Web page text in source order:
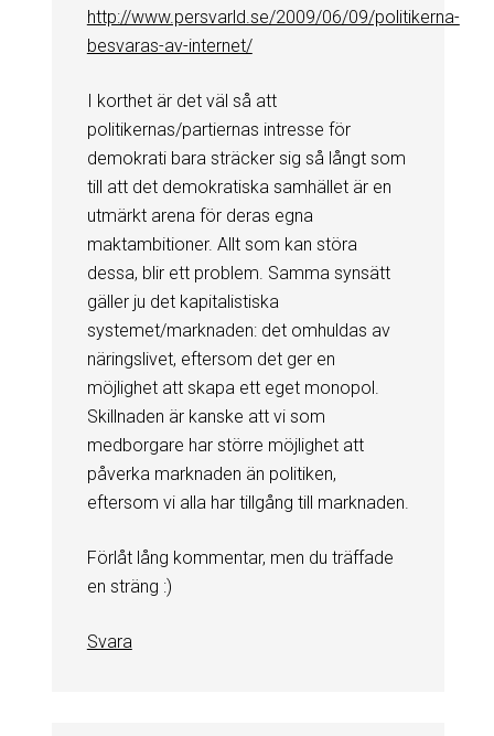
http://www.persvarld.se/2009/06/09/politikerna-
besvaras-av-internet/
I korthet är det väl så att
politikernas/partiernas intresse för
demokrati bara sträcker sig så långt som
till att det demokratiska samhället är en
utmärkt arena för deras egna
maktambitioner. Allt som kan störa
dessa, blir ett problem. Samma synsätt
gäller ju det kapitalistiska
systemet/marknaden: det omhuldas av
näringslivet, eftersom det ger en
möjlighet att skapa ett eget monopol.
Skillnaden är kanske att vi som
medborgare har större möjlighet att
påverka marknaden än politiken,
eftersom vi alla har tillgång till marknaden.
Förlåt lång kommentar, men du träffade
en sträng :)
Svara